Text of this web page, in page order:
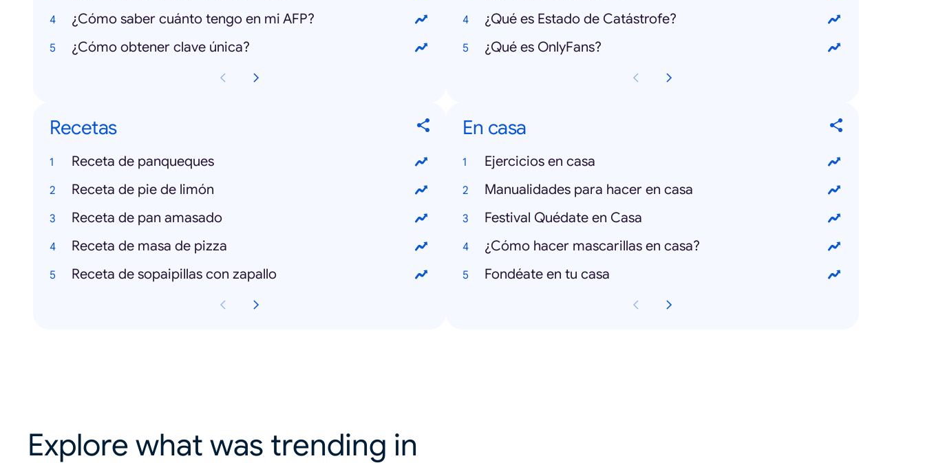
¿Cómo saber cuánto tengo en mi AFP?
¿Cómo obtener clave única?
¿Qué es Estado de Catástrofe?
¿Qué es OnlyFans?
Recetas
Receta de panqueques
Receta de pie de limón
Receta de pan amasado
Receta de masa de pizza
Receta de sopaipillas con zapallo
En casa
Ejercicios en casa
Manualidades para hacer en casa
Festival Quédate en Casa
¿Cómo hacer mascarillas en casa?
Fondéate en tu casa
Explore what was trending in